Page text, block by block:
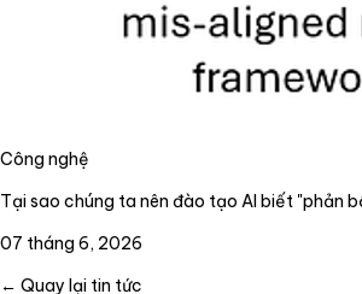
Công nghệ
Tại sao chúng ta nên đào tạo AI biết "phản
07 tháng 6, 2026
← Quay lại tin tức